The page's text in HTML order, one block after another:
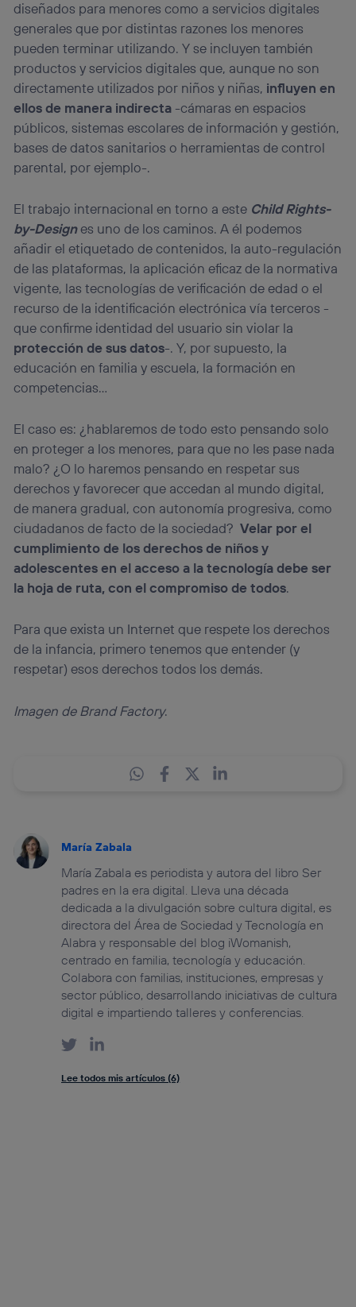
diseñados para menores como a servicios digitales
generales que por distintas razones los menores
pueden terminar utilizando. Y se incluyen también
productos y servicios digitales que, aunque no son
directamente utilizados por niños y niñas, influyen en
ellos de manera indirecta -cámaras en espacios
públicos, sistemas escolares de información y gestión,
bases de datos sanitarios o herramientas de control
parental, por ejemplo-.
El trabajo internacional en torno a este Child Rights-
by-Designes uno de los caminos. A él podemos
añadir el etiquetado de contenidos, la auto-regulación
de las plataformas, la aplicación eficaz de la normativa
vigente, las tecnologías de verificación de edad o el
recurso de la identificación electrónica vía terceros -
que confirme identidad del usuario sin violar la
protección de sus datos-. Y, por supuesto, la
educación en familia y escuela, la formación en
competencias…
El caso es: ¿hablaremos de todo esto pensando solo
en proteger a los menores, para que no les pase nada
malo? ¿O lo haremos pensando en respetar sus
derechos y favorecer que accedan al mundo digital,
de manera gradual, con autonomía progresiva, como
ciudadanos de facto de la sociedad?Velar por el
cumplimiento de los derechos de niños y
adolescentes en el acceso a la tecnología debe ser
la hoja de ruta, con el compromiso de todos.
Para que exista un Internet que respete los derechos
de la infancia, primero tenemos que entender (y
respetar) esos derechos todos los demás.
Imagen de Brand Factory.
María Zabala
María Zabala es periodista y autora del libro Ser
padres en la era digital. Lleva una década
dedicada a la divulgación sobre cultura digital, es
directora del Área de Sociedad y Tecnología en
Alabra y responsable del blog iWomanish,
centrado en familia, tecnología y educación.
Colabora con familias, instituciones, empresas y
sector público, desarrollando iniciativas de cultura
digital e impartiendo talleres y conferencias.
Lee todos mis artículos (6)